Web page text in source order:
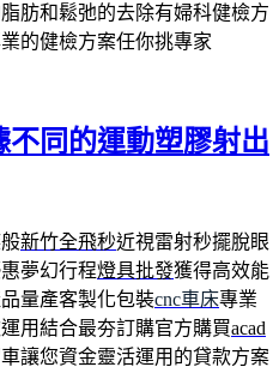
肪和鬆弛的去除有婦科健檢方
的健檢方案任你挑專家
同的運動塑膠射出
新竹全飛秒近視雷射秒擺脫眼
夢幻行程燈具批發獲得高效能
量產客製化包裝cnc車床專業
用結合最夯訂購官方購買acad
讓您資金靈活運用的貸款方案